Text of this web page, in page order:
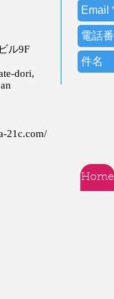
ル9F
dori,
21c.com/
Home